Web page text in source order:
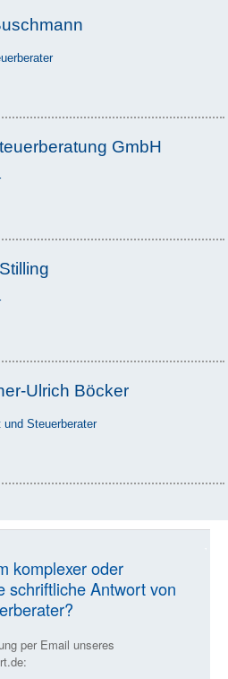
GmbH
Ulrich Böcker
und Steuerberater